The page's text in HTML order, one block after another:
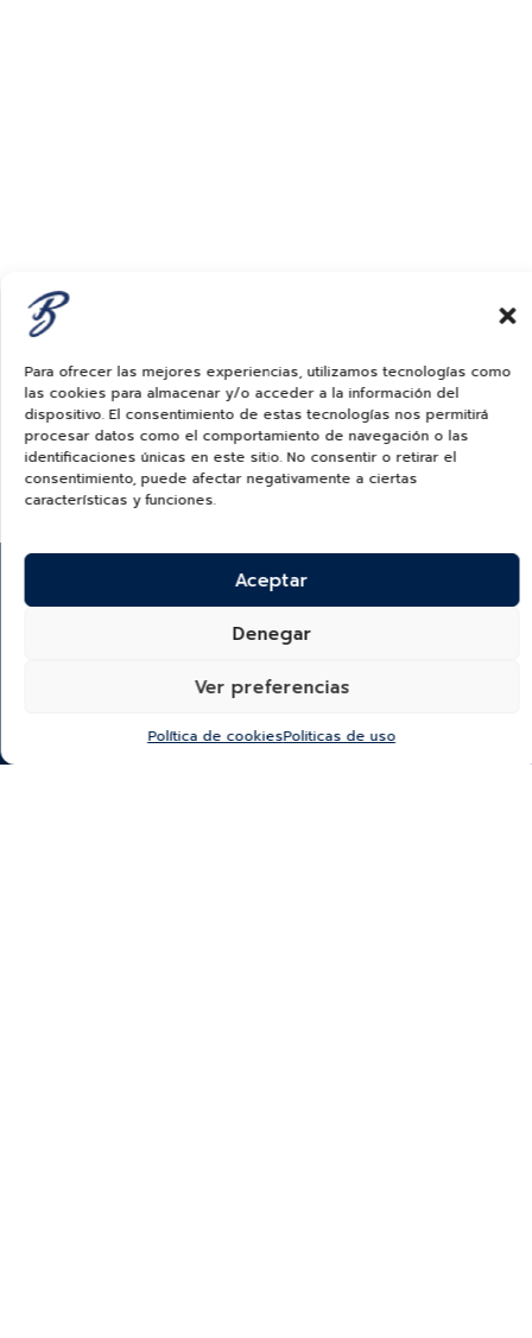
Para ofrecer las mejores experiencias, utilizamos tecnologías como
las cookies para almacenar y/o acceder a la información del
dispositivo. El consentimiento de estas tecnologías nos permitirá
procesar datos como el comportamiento de navegación o las
identificaciones únicas en este sitio. No consentir o retirar el
consentimiento, puede afectar negativamente a ciertas
características y funciones.
Aceptar
Denegar
Ver preferencias
Política de cookiesPoliticas de uso
¿Quieres recibir información de nuevas colecciones,
categorías, productos y más?
SUSCRÍBETE A NUESTRO NEWSLETTER